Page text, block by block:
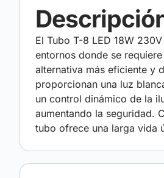
El Tubo T-8 LED 18W
entornos donde se
alternativa más eficiente y
proporcionan una luz
un control dinámico de la
aumentando la seguridad.
tubo ofrece una larga vida